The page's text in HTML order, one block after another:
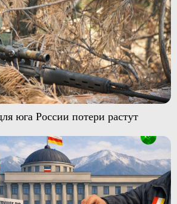
юга России потери растут